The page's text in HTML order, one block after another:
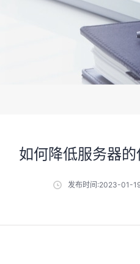
如何降低服务器
发布时间:2023-01-